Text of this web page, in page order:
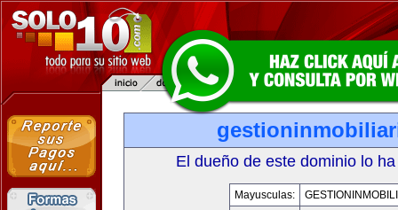
El dueño de este dominio lo
Mayusculas: